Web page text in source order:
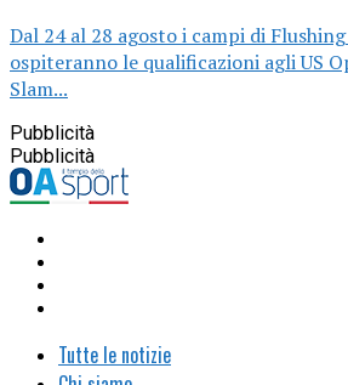
Dal 24 al 28 agosto i campi di
ospiteranno le qualificazioni agli US
Slam...
Pubblicità
Pubblicità
Tutte le notizie